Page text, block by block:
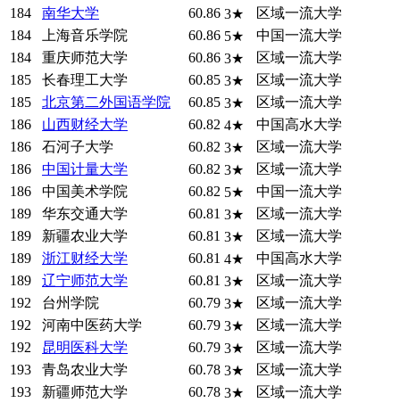
184
南华大学 60.86 3★
区域一流大学
184
上海音乐学院 60.86 5★
中国一流大学
184
重庆师范大学 60.86 3★
区域一流大学
185
长春理工大学 60.85 3★
区域一流大学
185
北京第二外国语学院 60.85 3★
区域一流大学
186
山西财经大学 60.82 4★
中国高水大学
186
石河子大学 60.82 3★
区域一流大学
186
中国计量大学 60.82 3★
区域一流大学
186
中国美术学院 60.82 5★
中国一流大学
189
华东交通大学 60.81 3★
区域一流大学
189
新疆农业大学 60.81 3★
区域一流大学
189
浙江财经大学 60.81 4★
中国高水大学
189
辽宁师范大学 60.81 3★
区域一流大学
192
台州学院 60.79 3★
区域一流大学
192
河南中医药大学 60.79 3★
区域一流大学
192
昆明医科大学 60.79 3★
区域一流大学
193
青岛农业大学 60.78 3★
区域一流大学
193
新疆师范大学 60.78 3★
区域一流大学